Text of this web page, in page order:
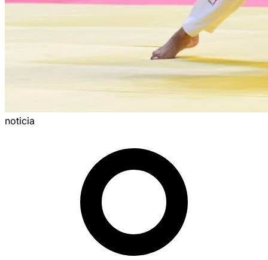
noticia